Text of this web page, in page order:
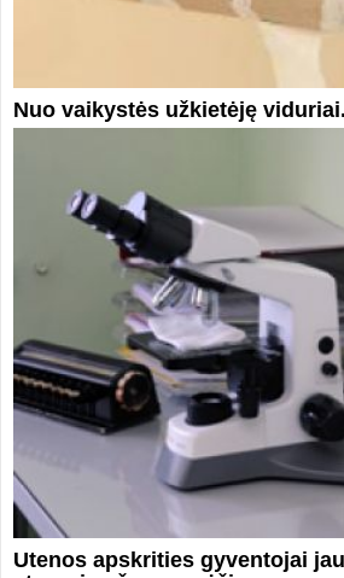
Nuo vaikystės užkietėję
Utenos apskrities gyventojai